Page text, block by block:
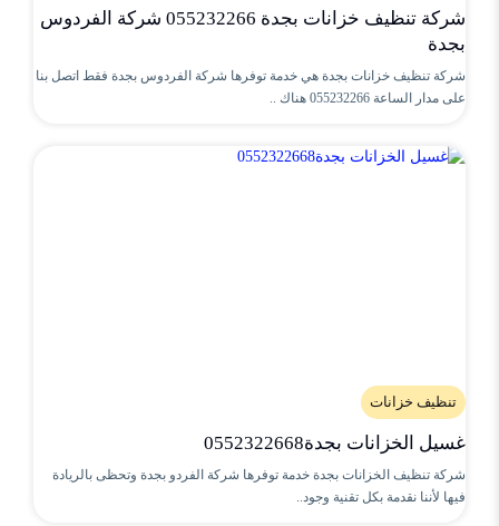
شركة تنظيف خزانات بجدة 055232266 شركة الفردوس
بجدة
شركة تنظيف خزانات بجدة هي خدمة توفرها شركة الفردوس بجدة فقط اتصل بنا
على مدار الساعة 055232266 هناك ..
تنظيف خزانات
غسيل الخزانات بجدة0552322668
شركة تنظيف الخزانات بجدة خدمة توفرها شركة الفردو بجدة وتحظى بالريادة
فيها لأننا نقدمة بكل تقنية وجود..